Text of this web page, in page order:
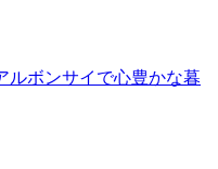
ルボンサイで心豊かな暮